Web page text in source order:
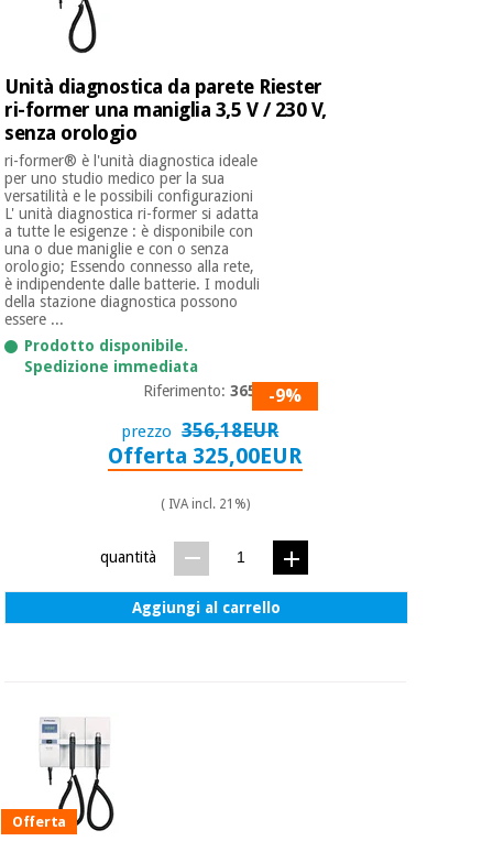
Ortopedia
Strumenti
chirurgici
(liquidazione)
Unità diagnostica da parete Riester
ri-former una maniglia 3,5 V / 230 V,
senza orologio
ri-former® è l'unità diagnostica ideale
per uno studio medico per la sua
versatilità e le possibili configurazioni
L' unità diagnostica ri-former si adatta
a tutte le esigenze : è disponibile con
una o due maniglie e con o senza
orologio; Essendo connesso alla rete,
è indipendente dalle batterie. I moduli
della stazione diagnostica possono
essere ...
Prodotto disponibile.
Spedizione immediata
Riferimento:3652 -9%
prezzo 356,18EUR
Offerta 325,00EUR
( IVA incl. 21%)
quantità
Aggiungi al carrello
Offerta